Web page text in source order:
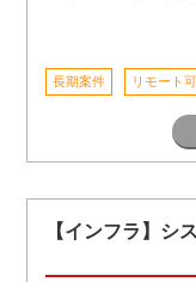
長期案件 リモート可
【インフラ】シ